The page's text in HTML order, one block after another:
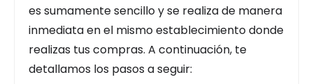
es sumamente sencillo y se realiza de manera
inmediata en el mismo establecimiento donde
realizas tus compras. A continuación, te
detallamos los pasos a seguir: